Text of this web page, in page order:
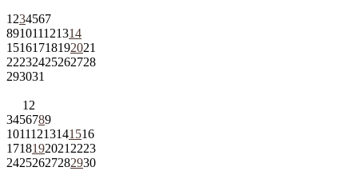
1 234567
891011121314
15161718192021
22232425262728
293031
1 2
3456789
10111213141516
1718192021 2223
24252627282930